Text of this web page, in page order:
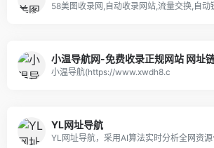
58美图收录网,自动收录网站,流量交换,自动
小温导航(https://www.xwdh8.c
YL网址导航
YL网址导航，采用AI算法实时分析全网资